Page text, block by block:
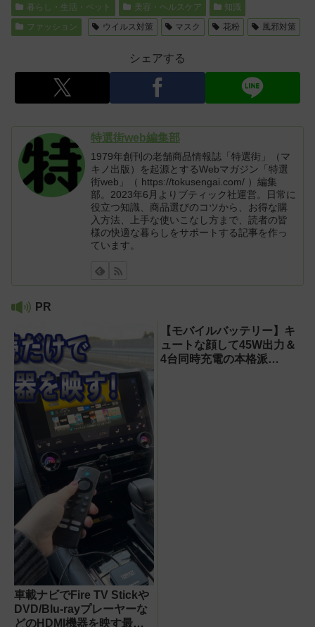
暮らし・生活・ペット 美容・ヘルスケア
知識
ファッション
ウイルス対策 マスク 花粉 風邪対策
シェアする
特選街web編集部
1979年創刊の老舗商品情報誌「特選街」（マ
キノ出版）を起源とするWebマガジン「特選
街web」（ https://tokusengai.com/ ）編集
部。2023年6月よりブティック社運営。日常に
役立つ知識、商品選びのコツから、お得な購
入方法、上手な使いこなし方まで、読者の皆
様の快適な暮らしをサポートする記事を作っ
ています。
PR
車載ナビでFire TV Stickや
DVD/Blu-rayプレーヤーな
どのHDMI機器を映す最短
【モバイルバッテリー】キ
ュートな顔して45W出力＆
4台同時充電の本格派